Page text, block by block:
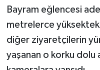
Bayram eğlencesi
metrelerce
diğer ziyaretçilerin
yaşanan o korku dolu